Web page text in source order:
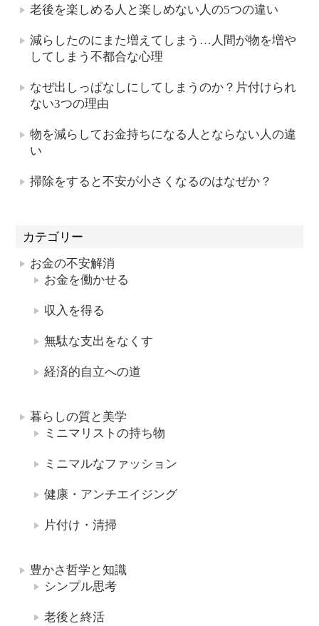
老後を楽しめる人と楽しめない人の5つの違い
減らしたのにまた増えてしまう…人間が物を増や
してしまう不都合な心理
なぜ出しっぱなしにしてしまうのか？片付けられ
ない3つの理由
物を減らしてお金持ちになる人とならない人の違
い
掃除をすると不安が小さくなるのはなぜか？
カテゴリー
お金の不安解消
お金を働かせる
収入を得る
無駄な支出をなくす
経済的自立への道
暮らしの質と美学
ミニマリストの持ち物
ミニマルなファッション
健康・アンチエイジング
片付け・清掃
豊かさ哲学と知識
シンプル思考
老後と終活